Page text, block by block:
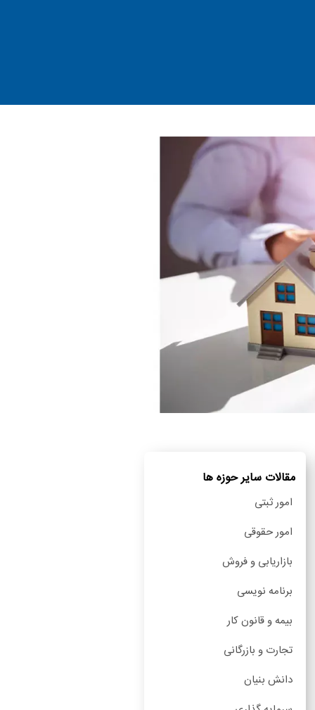
مقالات سایر حوزه ها
امور ثبتی
امور حقوقی
بازاریابی و فروش
برنامه نویسی
بیمه و قانون کار
تجارت و بازرگانی
دانش بنیان